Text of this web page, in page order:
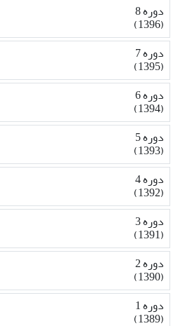
دوره 8
(1396)
دوره 7
(1395)
دوره 6
(1394)
دوره 5
(1393)
دوره 4
(1392)
دوره 3
(1391)
دوره 2
(1390)
دوره 1
(1389)